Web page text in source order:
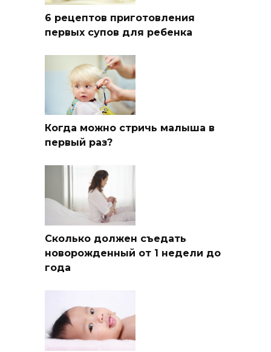
6 рецептов приготовления
первых супов для ребенка
Когда можно стричь малыша в
первый раз?
Сколько должен съедать
новорожденный от 1 недели до
года